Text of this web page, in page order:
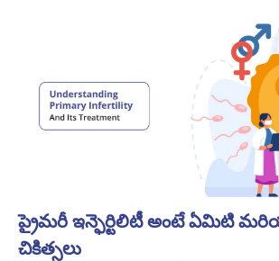
ప్రైమరీ ఇన్ఫెర్టిలిటీ అంటే ఏమిటి
చికిత్సలు